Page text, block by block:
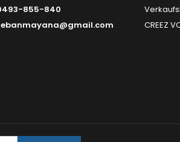
855-840
CREEZ